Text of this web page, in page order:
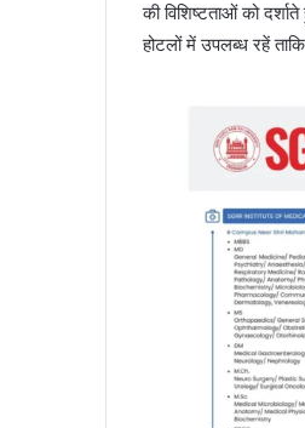
की विशिष्टताओं को
होटलों में उपलब्ध रहें